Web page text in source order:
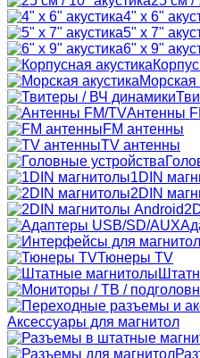
4" x 6"
5" x 7"
6" x 9"
Морская
Антенны
FM антенны
TV антенны
1DIN
2DIN
Тюнеры TV
Аксессуары для магнитол